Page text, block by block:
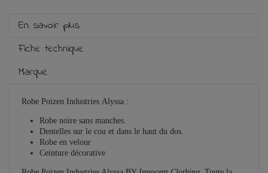
En savoir plus
Fiche technique
Marque
Robe Poizen Industries Alyssa :
Robe noire sans manches.
Dentelles sur le cou et dans le haut du dos.
Robe en velour
Ceinture décorative